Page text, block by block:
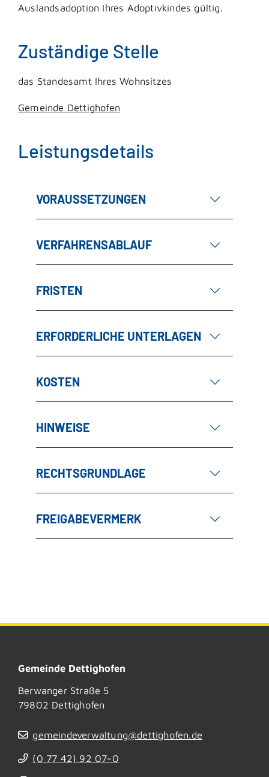
Auslandsadoption Ihres Adoptivkindes gültig.
Zuständige Stelle
das Standesamt Ihres Wohnsitzes
Gemeinde Dettighofen
Leistungsdetails
VORAUSSETZUNGEN
VERFAHRENSABLAUF
FRISTEN
ERFORDERLICHE UNTERLAGEN
KOSTEN
HINWEISE
RECHTSGRUNDLAGE
FREIGABEVERMERK
Gemeinde Dettighofen
Berwanger Straße 5
79802 Dettighofen
gemeindeverwaltung@dettighofen.de
(0 77 42) 92 07-0